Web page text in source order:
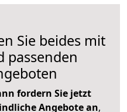
Sie beides mit
passenden
fordern Sie jetzt
Angebote an,